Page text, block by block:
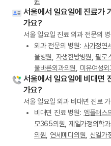
서울에서 일요일에 진료가
가요?
서울 일요일 진료 외과 전문의
외과 전문의 병원: 사가정연
울병원
자생한방병원 ,필로
울바른외과의원
미유여성외
서울에서 일요일에 비대면
가요?
서울 일요일 외과 비대면 진료
비대면 진료 병원: 엠플러스
모365의원 제일가정의학
의원
연세메디의원 신일가